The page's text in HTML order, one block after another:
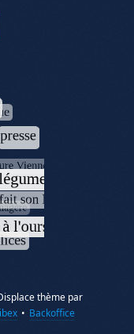
thème par
• Backoffice